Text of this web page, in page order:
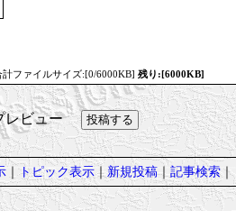
ファイルサイズ:[0/6000KB] 残り:[6000KB]
レビュー
｜トピック表示｜ 新規投稿｜ 記事検索｜